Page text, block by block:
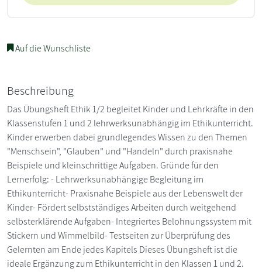
Auf die Wunschliste
Beschreibung
Das Übungsheft Ethik 1/2 begleitet Kinder und Lehrkräfte in den
Klassenstufen 1 und 2 lehrwerksunabhängig im Ethikunterricht.
Kinder erwerben dabei grundlegendes Wissen zu den Themen
"Menschsein", "Glauben" und "Handeln" durch praxisnahe
Beispiele und kleinschrittige Aufgaben. Gründe für den
Lernerfolg: - Lehrwerksunabhängige Begleitung im
Ethikunterricht- Praxisnahe Beispiele aus der Lebenswelt der
Kinder- Fördert selbstständiges Arbeiten durch weitgehend
selbsterklärende Aufgaben- Integriertes Belohnungssystem mit
Stickern und Wimmelbild- Testseiten zur Überprüfung des
Gelernten am Ende jedes Kapitels Dieses Übungsheft ist die
ideale Ergänzung zum Ethikunterricht in den Klassen 1 und 2.